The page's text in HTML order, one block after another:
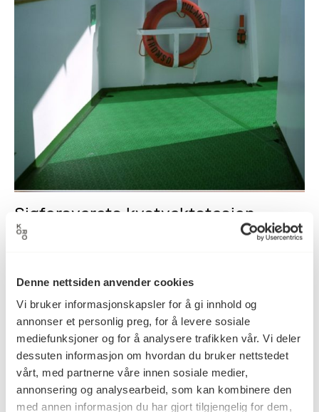
Denne nettsiden anvender cookies
Vi bruker informasjonskapsler for å gi innhold og
annonser et personlig preg, for å levere sosiale
mediefunksjoner og for å analysere trafikken vår. Vi deler
dessuten informasjon om hvordan du bruker nettstedet
vårt, med partnerne våre innen sosiale medier,
annonsering og analysearbeid, som kan kombinere den
med annen informasjon du har gjort tilgjengelig for dem,
Sjøforsvarets kystvaktstasjon
Sortland